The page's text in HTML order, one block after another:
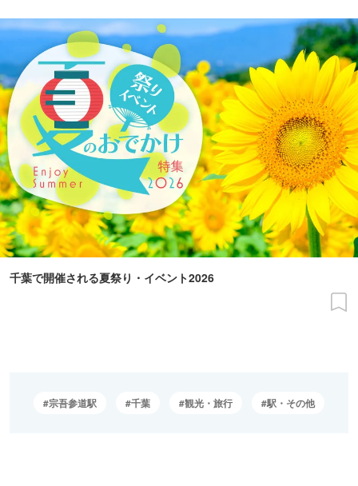
千葉で開催される夏祭り・イベント2026
宗吾参道駅 千葉 観光・旅行 駅・その他